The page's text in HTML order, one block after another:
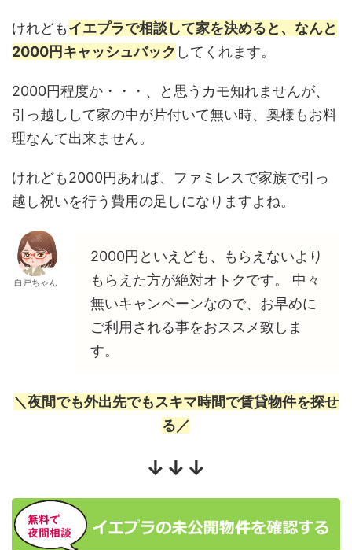
けれどもイエプラで相談して家を決めると、なんと
2000円キャッシュバック してくれます。
2000円程度か・・・、と思うカモ知れませんが、
引っ越しして家の中が片付いて無い時、奥様もお料
理なんて出来ません。
けれども2000円あれば、ファミレスで家族で引っ
越し祝いを行う費用の足しになりますよね。
白戸ちゃん
2000円といえども、もらえないより
もらえた方が絶対オトクです。 中々
無いキャンペーンなので、お早めに
ご利用される事をおススメ致しま
す。
＼夜間でも外出先でもスキマ時間で賃貸物件を探せ
る／
↓↓↓